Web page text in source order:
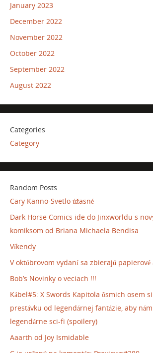
January 2023
December 2022
November 2022
October 2022
September 2022
August 2022
Categories
Category
Random Posts
Cary Kanno-Svetlo úžasné
Dark Horse Comics ide do Jinxworldu s
komiksom od Briana Michaela Bendisa
Víkendy
V októbrovom vydaní sa zbierajú
Bob’s Novinky o veciach !!!
Kábel#5: X Swords Kapitola ôsmich osem
prestávku od legendárnej fantázie, aby
legendárne sci-fi (spoilery)
Aaarth od Joy Ismidable